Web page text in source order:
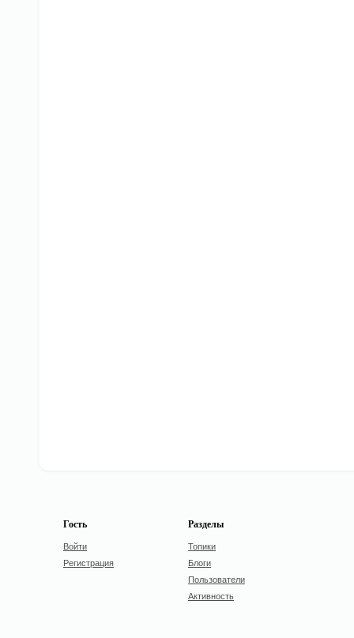
Гость
Войти
Регистрация
Разделы
Топики
Блоги
Пользователи
Активность